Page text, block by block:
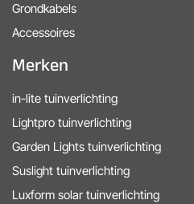
Grondkabels
Accessoires
Merken
in-lite tuinverlichting
Lightpro tuinverlichting
Garden Lights tuinverlichting
Suslight tuinverlichting
Luxform solar tuinverlichting